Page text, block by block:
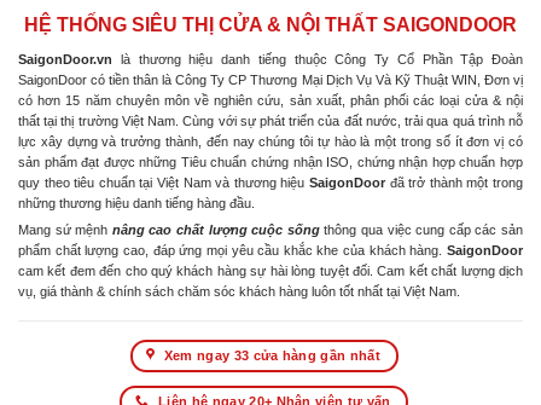
HỆ THỐNG SIÊU THỊ CỬA & NỘI THẤT SAIGONDOOR
SaigonDoor.vn là thương hiệu danh tiếng thuộc Công Ty Cổ Phần Tập Đoàn
SaigonDoor có tiền thân là Công Ty CP Thương Mại Dịch Vụ Và Kỹ Thuật WIN, Đơn vị
có hơn 15 năm chuyên môn về nghiên cứu, sản xuất, phân phối các loại cửa & nội
thất tại thị trường Việt Nam. Cùng với sự phát triển của đất nước, trải qua quá trình nỗ
lực xây dựng và trưởng thành, đến nay chúng tôi tự hào là một trong số ít đơn vị có
sản phẩm đạt được những Tiêu chuẩn chứng nhận ISO, chứng nhận hợp chuẩn hợp
quy theo tiêu chuẩn tại Việt Nam và thương hiệu SaigonDoor đã trở thành một trong
những thương hiệu danh tiếng hàng đầu.
Mang sứ mệnh nâng cao chất lượng cuộc sốngthông qua việc cung cấp các sản
phẩm chất lượng cao, đáp ứng mọi yêu cầu khắc khe của khách hàng. SaigonDoor
cam kết đem đến cho quý khách hàng sự hài lòng tuyệt đối. Cam kết chất lượng dịch
vụ, giá thành & chính sách chăm sóc khách hàng luôn tốt nhất tại Việt Nam.
Xem ngay 33 cửa hàng gần nhất
Liên hệ ngay 20+ Nhân viên tư vấn